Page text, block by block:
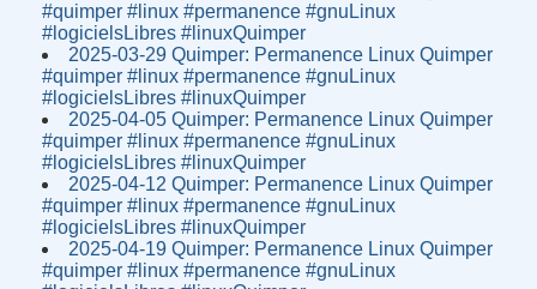
#quimper #linux #permanence #gnuLinux
#logicielsLibres #linuxQuimper
2025-03-29 Quimper: Permanence Linux Quimper
#quimper #linux #permanence #gnuLinux
#logicielsLibres #linuxQuimper
2025-04-05 Quimper: Permanence Linux Quimper
#quimper #linux #permanence #gnuLinux
#logicielsLibres #linuxQuimper
2025-04-12 Quimper: Permanence Linux Quimper
#quimper #linux #permanence #gnuLinux
#logicielsLibres #linuxQuimper
2025-04-19 Quimper: Permanence Linux Quimper
#quimper #linux #permanence #gnuLinux